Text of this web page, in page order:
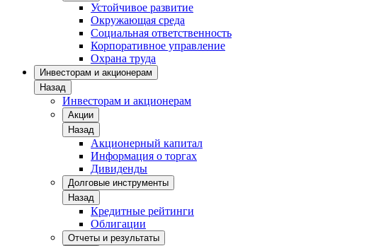
Устойчивое развитие
Окружающая среда
Социальная ответственность
Корпоративное управление
Охрана труда
Инвесторам и акционерам
Назад
Инвесторам и акционерам
Акции
Назад
Акционерный капитал
Информация о торгах
Дивиденды
Долговые инструменты
Назад
Кредитные рейтинги
Облигации
Отчеты и результаты